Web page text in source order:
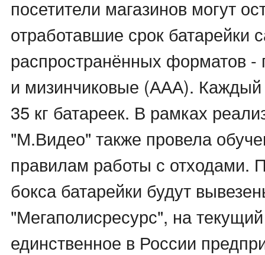
посетители магазинов могут
отработавшие срок батарейки
распространённых форматов
и мизинчиковые (ААА).
35 кг батареек. В рамках
"М.Видео" также провела
правилам работы с отходами.
бокса батарейки будут
"Мегаполисресурс", на
единственное в России